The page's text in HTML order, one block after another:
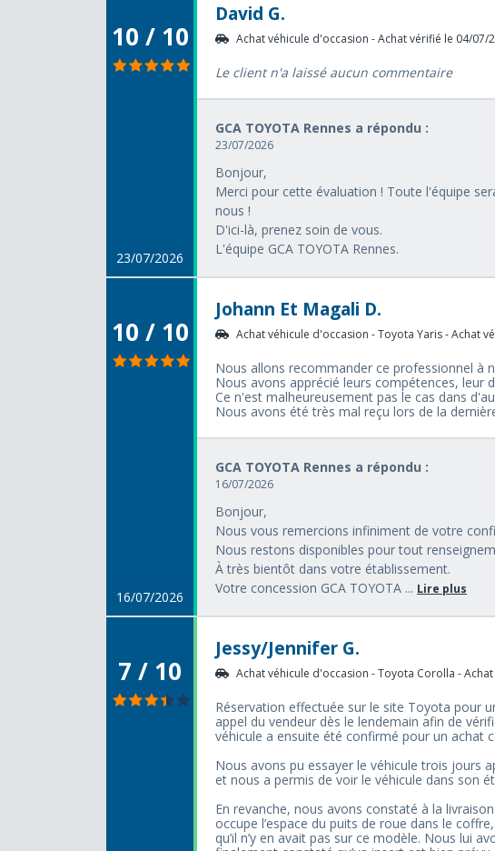
10 / 10
23/07/2026
David G.
Achat véhicule d'occasion - Achat vérifié le 04/07/
Le client n'a laissé aucun commentaire
GCA TOYOTA Rennes a répondu :
23/07/2026
Bonjour,
Merci pour cette évaluation ! Toute l'équipe
nous !
D'ici-là, prenez soin de vous.
L'équipe GCA TOYOTA Rennes.
10 / 10
16/07/2026
Johann Et Magali D.
Achat véhicule d'occasion - Toyota Yaris - Achat
Nous allons recommander ce professionnel à
Nous avons apprécié leurs compétences, leur
Ce n'est malheureusement pas le cas dans
Nous avons été très mal reçu lors de la
GCA TOYOTA Rennes a répondu :
16/07/2026
Bonjour,
Nous vous remercions infiniment de votre
Nous restons disponibles pour tout
À très bientôt dans votre établissement.
Votre concession GCA TOYOTA ... Lire plus
7 / 10
Jessy/Jennifer G.
Achat véhicule d'occasion - Toyota Corolla -
Réservation effectuée sur le site Toyota pour
appel du vendeur dès le lendemain afin de
véhicule a ensuite été confirmé pour un achat
Nous avons pu essayer le véhicule trois jours
et nous a permis de voir le véhicule dans son
En revanche, nous avons constaté à la
occupe l’espace du puits de roue dans le
qu’il n’y en avait pas sur ce modèle. Nous lui